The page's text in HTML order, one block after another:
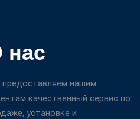
нас
нашим
качественный сервис по
установке и